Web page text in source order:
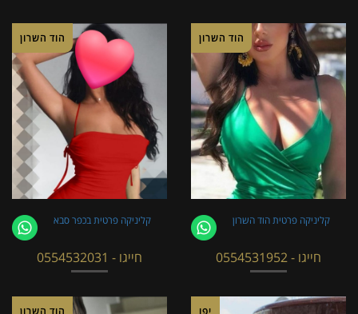
הוד השרון
קליניקה פרטית בכפר סבא
חייגו - 0554532031
הוד השרון
קליניקה פרטית הוד השרון
חייגו - 0554531952
הוד השרון יפו